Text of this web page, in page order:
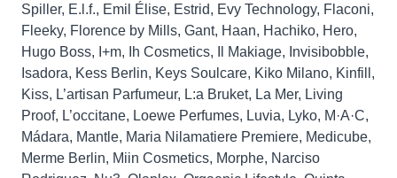
Spiller, E.l.f., Emil Élise, Estrid, Evy Technology, Flaconi,
Fleeky, Florence by Mills, Gant, Haan, Hachiko, Hero,
Hugo Boss, I+m, Ih Cosmetics, Il Makiage, Invisibobble,
Isadora, Kess Berlin, Keys Soulcare, Kiko Milano, Kinfill,
Kiss, L’artisan Parfumeur, L:a Bruket, La Mer, Living
Proof, L’occitane, Loewe Perfumes, Luvia, Lyko, M·A·C,
Mádara, Mantle, Maria Nilamatiere Premiere, Medicube,
Merme Berlin, Miin Cosmetics, Morphe, Narciso